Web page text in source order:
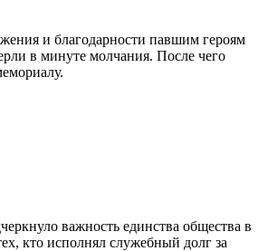
и благодарности павшим героям
в минуте молчания. После чего
важность единства общества в
кто исполнял служебный долг за